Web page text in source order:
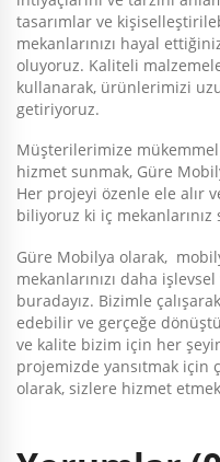
tasarımlar ve
mekanlarınızı hayal
oluyoruz. Kaliteli
kullanarak, ürünlerimizi
getiriyoruz.
Müşterilerimize
hizmet sunmak, Güre
Her projeyi özenle ele alır
biliyoruz ki iç
Güre Mobilya olarak,
mekanlarınızı daha
buradayız. Bizimle
edebilir ve gerçeğe
ve kalite bizim için her
projemizde yansıtmak için
olarak, sizlere hizmet